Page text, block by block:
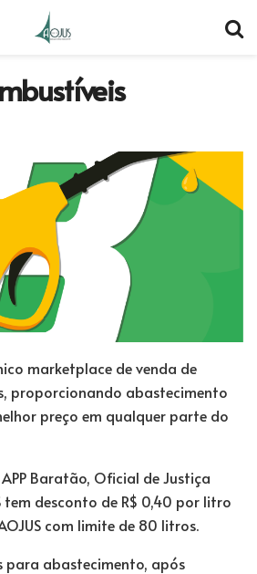
marketplace de venda de
proporcionando abastecimento
preço em qualquer parte do
Baratão, Oficial de Justiça
tem desconto de R$ 0,40 por litro
com limite de 80 litros.
para abastecimento, após